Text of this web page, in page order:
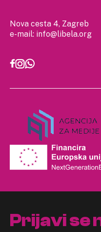
Nova cesta 4, Zagreb
e-mail: info@libela.org
Prijavi se